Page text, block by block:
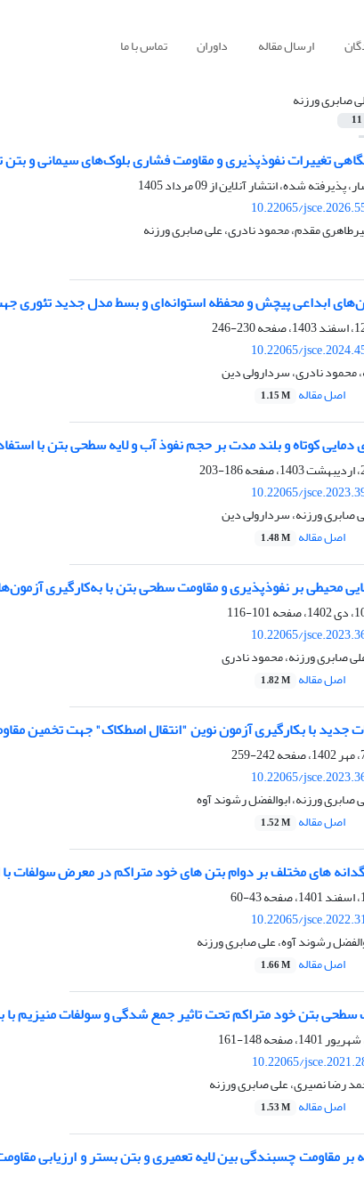
ارسال مقاله داوران تماس با ما
صابری ورزنه
11
تغییرات نفوذپذیری و مقاومت فشاری بلوک‌های سیمانی و
پذیرفته شده، انتشار آنلاین از09 مرداد 1405
10.22065/
مقدم، محمود نادری، علی صابری ورزنه
ابداعی پیچش و محفظه استوانه‌ای و بسط مدل جدید تئوری
230-246
10.22065/
محمود نادری، سردارولی دین
اصل مقاله 1.15 M
کوتاه و بلند مدت بر حجم نفوذ آب و لایه سطحی بتن با
186-203
10.22065/
صابری ورزنه، سردارولی دین
اصل مقاله 1.48 M
محیطی بر نفوذپذیری و مقاومت سطحی بتن با به‌کارگیری
101-116
10.22065/
صابری ورزنه، محمود نادری
اصل مقاله 1.82 M
جدید با بکارگیری آزمون نوین "انتقال اصطکاک" جهت تخمین
242-259
10.22065/
صابری ورزنه، ابوالفضل رشوند آوه
اصل مقاله 1.52 M
های مختلف بر دوام بتن های خود متراکم در معرض سولفات با
43-60
10.22065/
رشوند آوه، علی صابری ورزنه
اصل مقاله 1.66 M
بتن خود متراکم تحت تاثیر جمع شدگی و سولفات منیزیم
148-161
10.22065/
رضا نصیری، علی صابری ورزنه
اصل مقاله 1.53 M
بر مقاومت چسبندگی بین لایه تعمیری و بتن بستر و ارزیابی